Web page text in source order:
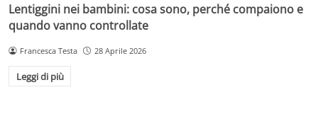
Lentiggini nei bambini: cosa sono, perché compaiono e
quando vanno controllate
Francesca Testa 28 Aprile 2026
Leggi di più